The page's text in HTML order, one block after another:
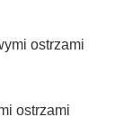
ostrzami